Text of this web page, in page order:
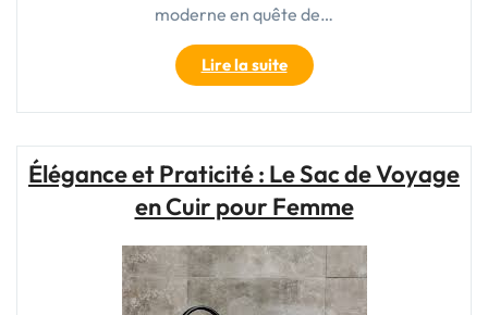
moderne en quête de…
Lire la suite"Choisir
la
praticité
pour
une
souple
à
roulette
Élégance et Praticité : Le Sac de Voyage
en Cuir pour Femme